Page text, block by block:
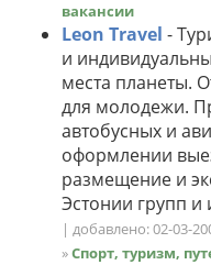
вакансии
Leon Travel -
и
места планеты.
для молодежи.
автобусных и
оформлении
размещение и
Эстонии групп и
| добавлено: 02-03-
»Спорт, туризм,